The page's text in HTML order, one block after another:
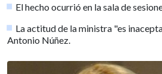
El hecho ocurrió en la sala de
La actitud de la ministra "es
Antonio Núñez.